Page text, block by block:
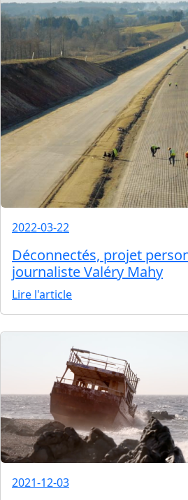
2022-03-22
Déconnectés, projet
journaliste Valéry Mahy
Lire l'article
2021-12-03